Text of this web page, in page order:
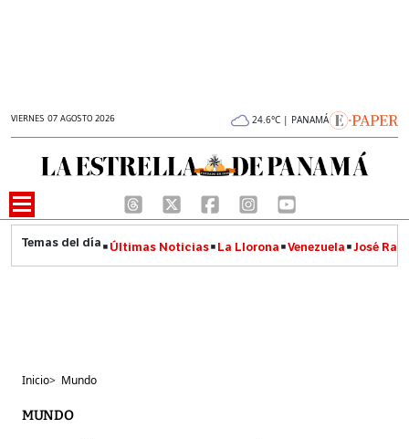
VIERNES 07 AGOSTO 2026 24.6°C | PANAMÁ
Últimas Noticias La Llorona Venezuela José
Inicio> Mundo
MUNDO